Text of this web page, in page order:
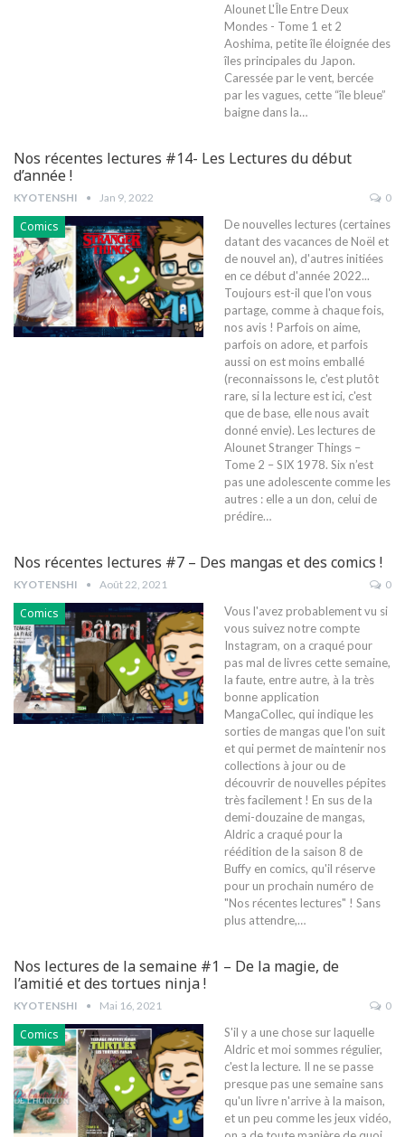
Alounet L'Île Entre Deux
Mondes - Tome 1 et 2
Aoshima, petite île éloignée des
îles principales du Japon.
Caressée par le vent, bercée
par les vagues, cette “île bleue”
baigne dans la…
Nos récentes lectures #14- Les Lectures du début
d’année !
KYOTENSHI Jan 9, 2022 0
Comics
De nouvelles lectures (certaines
datant des vacances de Noël et
de nouvel an), d'autres initiées
en ce début d'année 2022...
Toujours est-il que l'on vous
partage, comme à chaque fois,
nos avis ! Parfois on aime,
parfois on adore, et parfois
aussi on est moins emballé
(reconnaissons le, c'est plutôt
rare, si la lecture est ici, c'est
que de base, elle nous avait
donné envie). Les lectures de
Alounet Stranger Things –
Tome 2 – SIX 1978. Six n’est
pas une adolescente comme les
autres : elle a un don, celui de
prédire…
Nos récentes lectures #7 – Des mangas et des comics !
KYOTENSHI Août 22, 2021 0
Comics
Vous l'avez probablement vu si
vous suivez notre compte
Instagram, on a craqué pour
pas mal de livres cette semaine,
la faute, entre autre, à la très
bonne application
MangaCollec, qui indique les
sorties de mangas que l'on suit
et qui permet de maintenir nos
collections à jour ou de
découvrir de nouvelles pépites
très facilement ! En sus de la
demi-douzaine de mangas,
Aldric a craqué pour la
réédition de la saison 8 de
Buffy en comics, qu'il réserve
pour un prochain numéro de
"Nos récentes lectures" ! Sans
plus attendre,…
Nos lectures de la semaine #1 – De la magie, de
l’amitié et des tortues ninja !
KYOTENSHI Mai 16, 2021 0
Comics
S'il y a une chose sur laquelle
Aldric et moi sommes régulier,
c'est la lecture. Il ne se passe
presque pas une semaine sans
qu'un livre n'arrive à la maison,
et un peu comme les jeux vidéo,